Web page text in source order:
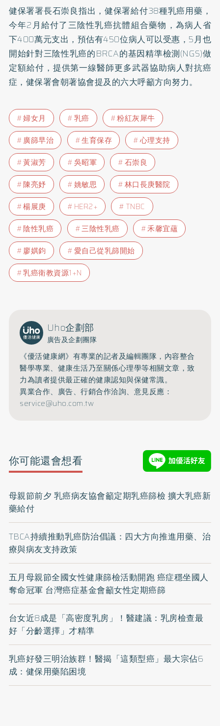
健保署署長石崇良指出，健保署給付38種乳癌用藥，
今年2月給付了三陰性乳癌抗體組合藥物，為病人省
下400萬元支出，預估有450位病人可以受惠，5月也
開始針對三陰性乳癌的BRCA的基因精準檢測(NGS)做
定額給付，提供第一線醫師更多武器協助病人對抗癌
症，健保署會朝著協會提及的六大呼籲方向努力。
婦女月 乳癌
粉紅灰犀牛
廣篩早治
生育保存
心理支持
黃淑芳
吳昭軍
石崇良
陳亮妤
姚敏思
林口長庚醫院
楊展庚
HER2+
TNBC
陰性乳癌
三陰性乳癌
禾馨宜蘊
廖娸鈞
愛自己從乳篩開始
乳癌衛教資源1+N
Uho企劃部
廣告及企劃團隊
《優活健康網》有專業的記者及編輯團隊，內容整合
醫學專業、健康生活乃至關係心理學等相關文章，致
力為讀者提供最正確的健康認知與保健常識。
異業合作、廣告、行銷合作洽詢、意見反應：
service@uho.com.tw
你可能還會想看
母親節前夕 乳癌病友協會籲定期乳癌篩檢 擴大乳癌新
藥給付
TBCA持續推動乳癌防治倡議：四大方向推進用藥、治
療與病友支持政策
五月母親節全國女性健康篩檢活動開跑 癌症穩坐國人
奪命冠軍 台灣癌症基金會籲女性定期癌篩
台女近8成是「高密度乳房」！醫建議：乳房檢查最
好「分齡選擇」才精準
乳癌好發三明治族群！醫揭「這類型癌」最大宗佔6
成：健保用藥陷困境